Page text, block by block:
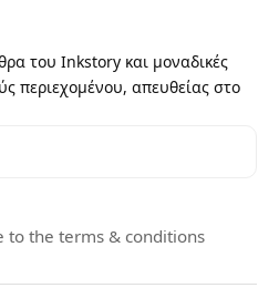
του Inkstory και μοναδικές
περιεχομένου, απευθείας στο
to the terms & conditions